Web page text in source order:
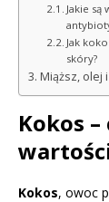
Jakie
Jak
skóry?
Miąższ, olej
Kokos
Kokos, owoc